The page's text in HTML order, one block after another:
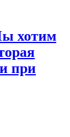
хотим
при